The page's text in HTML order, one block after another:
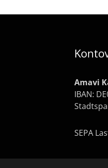
Amavi
IBAN:
SEPA